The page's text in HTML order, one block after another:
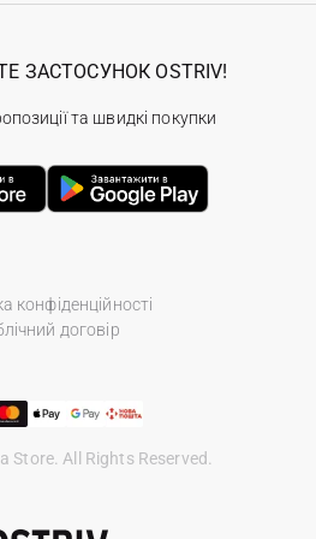
конфіденційності
договір
Store. All Rights Reserved.
ЗАСТОСУНОК OSTRIV!
та швидкі покупки